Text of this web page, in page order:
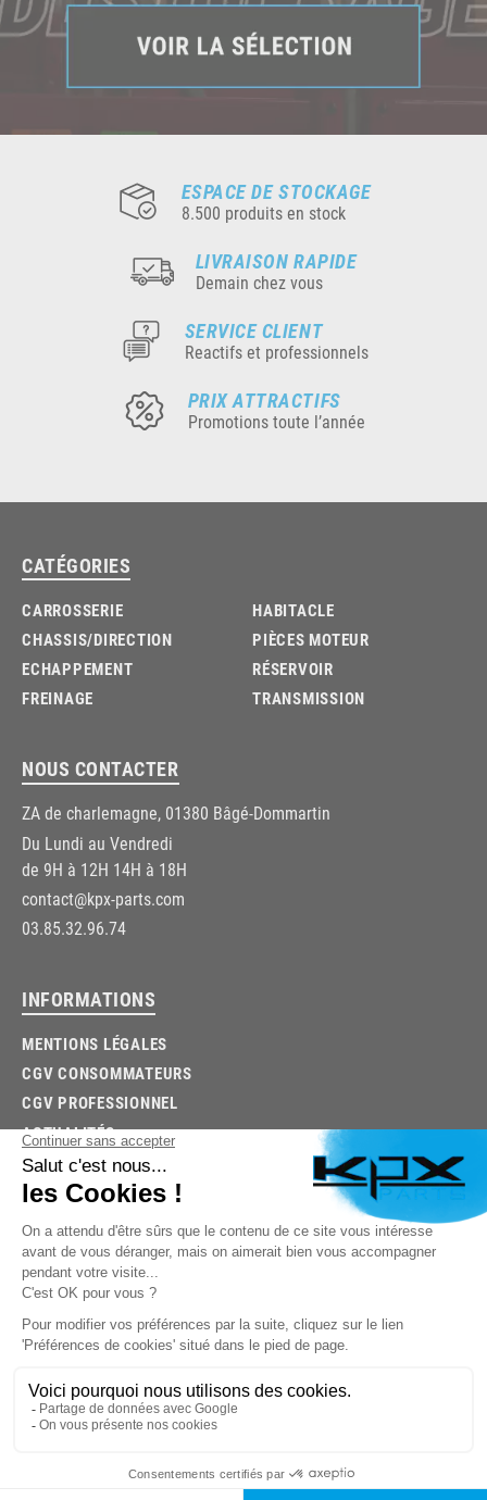
ESPACE DE STOCKAGE
8.500 produits en stock
LIVRAISON RAPIDE
Demain chez vous
SERVICE CLIENT
Reactifs et professionnels
PRIX ATTRACTIFS
Promotions toute l’année
03.85.32.96.74
© 2026 -KPX PARTS- SITE CRÉÉ PARLET'S CLIC
CATÉGORIES
CARROSSERIE
CHASSIS/DIRECTION
ECHAPPEMENT
FREINAGE
HABITACLE
PIÈCES MOTEUR
RÉSERVOIR
TRANSMISSION
NOUS CONTACTER
ZA de charlemagne, 01380 Bâgé-Dommartin
Du Lundi au Vendredi
de 9H à 12H 14H à 18H
contact@kpx-parts.com
03.85.32.96.74
INFORMATIONS
MENTIONS LÉGALES
CGV CONSOMMATEURS
CGV PROFESSIONNEL
ACTUALITÉS
TROUVEZ LA BONNE PIÈCE RAPIDEMENT